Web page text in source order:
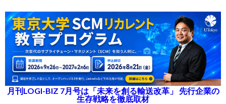
月刊LOGI-BIZ 7月号は「未来を創る輸送改革」 先行企業の
生存戦略を徹底取材